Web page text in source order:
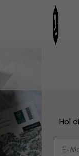
Tiere Vögel
Hol